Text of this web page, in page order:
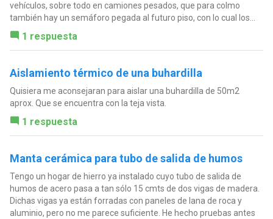
vehículos, sobre todo en camiones pesados, que para colmo
también hay un semáforo pegada al futuro piso, con lo cual los...
1 respuesta
Aislamiento térmico de una buhardilla
Quisiera me aconsejaran para aislar una buhardilla de 50m2
aprox. Que se encuentra con la teja vista.
1 respuesta
Manta cerámica para tubo de salida de humos
Tengo un hogar de hierro ya instalado cuyo tubo de salida de
humos de acero pasa a tan sólo 15 cmts de dos vigas de madera.
Dichas vigas ya están forradas con paneles de lana de roca y
aluminio, pero no me parece suficiente. He hecho pruebas antes